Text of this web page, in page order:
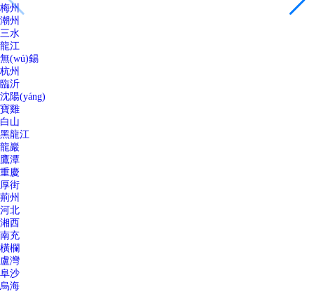
梅州
潮州
三水
龍江
無(wú)錫
杭州
臨沂
沈陽(yáng)
寶雞
白山
黑龍江
龍巖
鷹潭
重慶
厚街
荊州
河北
湘西
南充
橫欄
盧灣
阜沙
烏海